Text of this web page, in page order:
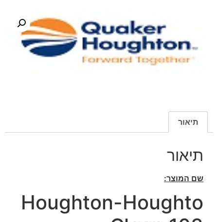
תיאור
תיאור
שם המוצר:
Houghton-Houghto